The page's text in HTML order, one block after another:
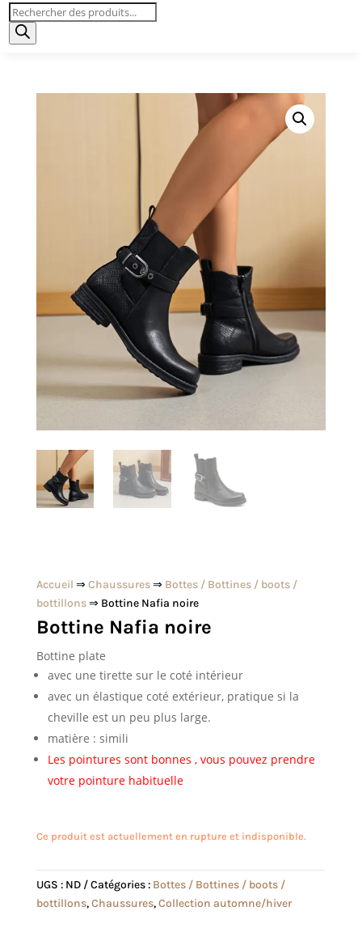
Recherche
de
produits
Accueil ⇒ Chaussures⇒ Bottes / Bottines / boots /
bottillons⇒ Bottine Nafia noire
Bottine Nafia noire
Bottine plate
avec une tirette sur le coté intérieur
avec un élastique coté extérieur, pratique si la
cheville est un peu plus large.
matière : simili
Les pointures sont bonnes , vous pouvez prendre
votre pointure habituelle
Ce produit est actuellement en rupture et indisponible.
UGS : ND Catégories : Bottes / Bottines / boots /
bottillons,Chaussures,Collection automne/hiver